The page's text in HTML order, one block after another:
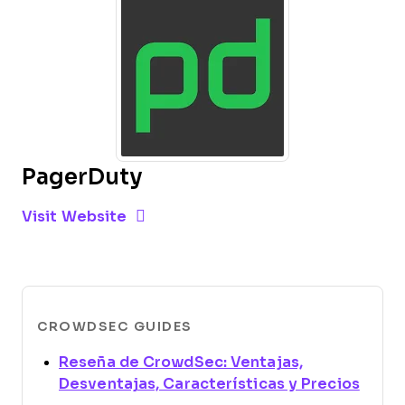
PagerDuty
Visit Website Opens New Window
CROWDSEC GUIDES
Reseña de CrowdSec: Ventajas,
Desventajas, Características y Precios